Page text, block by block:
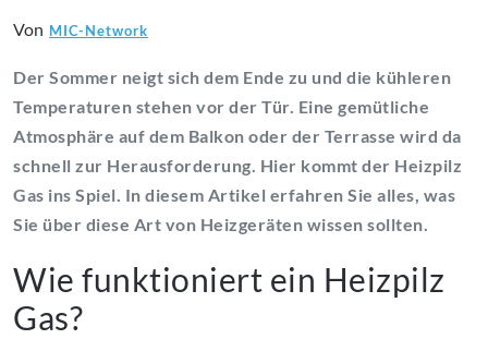
Von MIC-Network
Der Sommer neigt sich dem Ende zu und die kühleren
Temperaturen stehen vor der Tür. Eine gemütliche
Atmosphäre auf dem Balkon oder der Terrasse wird da
schnell zur Herausforderung. Hier kommt der Heizpilz
Gas ins Spiel. In diesem Artikel erfahren Sie alles, was
Sie über diese Art von Heizgeräten wissen sollten.
Wie funktioniert ein Heizpilz
Gas?